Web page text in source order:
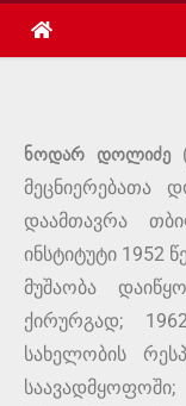
ნოდარ დოლიძე
მეცნიერებათა
დაამთავრა
ინსტიტუტი 1952
მუშაობა
ქირურგად;
სახელობის